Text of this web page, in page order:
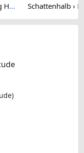
Hasliberg › West: Bidmi - Kugelweg Hasliberg - Zwergenspielplatz Bidmi